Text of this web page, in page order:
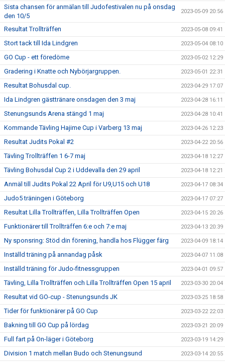
Sista chansen för anmälan till Judofestivalen nu på onsdag
den 10/5
2023-05-09 20:56
Resultat Trollträffen 2023-05-08 09:41
Stort tack till Ida Lindgren 2023-05-04 08:10
GO Cup - ett föredöme 2023-05-02 12:29
Gradering i Knatte och Nybörjargruppen. 2023-05-01 22:31
Resultat Bohusdal cup. 2023-04-29 17:07
Ida Lindgren gästtränare onsdagen den 3 maj 2023-04-28 16:11
Stenungsunds Arena stängd 1 maj 2023-04-28 10:41
Kommande Tävling Hajime Cup i Varberg 13 maj 2023-04-26 12:23
Resultat Judits Pokal #2 2023-04-22 20:56
Tävling Trollträffen 1 6-7 maj 2023-04-18 12:27
Tävling Bohusdal Cup 2 i Uddevalla den 29 april 2023-04-18 12:21
Anmäl till Judits Pokal 22 April för U9,U15 och U18 2023-04-17 08:34
Judo5 träningen i Göteborg 2023-04-17 07:27
Resultat Lilla Trollträffen, Lilla Trollträffen Open 2023-04-15 20:26
Funktionärer till Trollträffen 6:e och 7:e maj 2023-04-13 20:39
Ny sponsring: Stöd din förening, handla hos Flügger färg 2023-04-09 18:14
Inställd träning på annandag påsk 2023-04-07 11:08
Inställd träning för Judo-fitnessgruppen 2023-04-01 09:57
Tävling, Lilla Trollträffen och Lilla Trollträffen Open 15 april 2023-03-30 20:04
Resultat vid GO-cup - Stenungsunds JK 2023-03-25 18:58
Tider för funktionärer på GO Cup 2023-03-22 22:03
Bakning till GO Cup på lördag 2023-03-21 20:09
Full fart på On-läger i Göteborg 2023-03-19 14:29
Division 1 match mellan Budo och Stenungsund 2023-03-14 20:55